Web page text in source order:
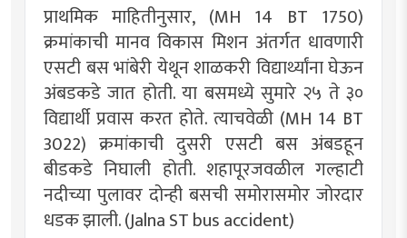
प्राथमिक माहितीनुसार, (MH 14 BT 1750)
क्रमांकाची मानव विकास मिशन अंतर्गत धावणारी
एसटी बस भांबेरी येथून शाळकरी विद्यार्थ्यांना घेऊन
अंबडकडे जात होती. या बसमध्ये सुमारे २५ ते ३०
विद्यार्थी प्रवास करत होते. त्याचवेळी (MH 14 BT
3022) क्रमांकाची दुसरी एसटी बस अंबडहून
बीडकडे निघाली होती. शहापूरजवळील गल्हाटी
नदीच्या पुलावर दोन्ही बसची समोरासमोर जोरदार
धडक झाली. (Jalna ST bus accident)